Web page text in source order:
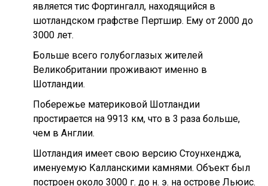
является тис Фортингалл, находящийся в
шотландском графстве Пертшир. Ему от 2000 до
3000 лет.
Больше всего голубоглазых жителей
Великобритании проживают именно в
Шотландии.
Побережье материковой Шотландии
простирается на 9913 км, что в 3 раза больше,
чем в Англии.
Шотландия имеет свою версию Стоунхенджа,
именуемую Калланскими камнями. Объект был
построен около 3000 г. до н. э. на острове Льюис.